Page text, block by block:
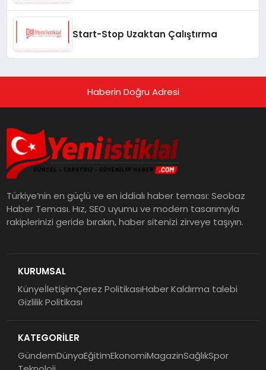
Start-Stop Uzaktan Çalıştırma
Haberin Doğru Adresi
Türkiye’nin en güçlü ve en iddialı haber teması: Seobaz
Haber Teması. Hız, SEO uyumu ve modern tasarımıyla
rakiplerinizi geride bırakın, haber sitenizi zirveye taşıyın.
KURUMSAL
KünyeİletişimÇerez PolitikasıHaber Kaldırma talebi
Gizlilik Politikası
KATEGORİLER
GündemDünyaEğitimEkonomiMagazinSağlıkSpor